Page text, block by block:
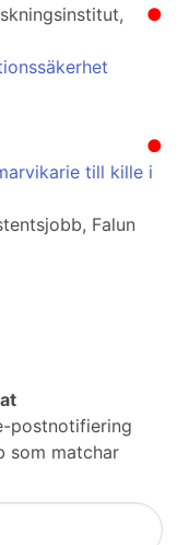
●
●
till kille i
Falun
postnotifiering
som matchar